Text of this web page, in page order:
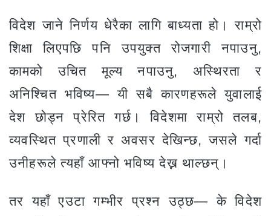
विदेश जाने निर्णय धेरैका लागि बाध्यता हो। राम्रो
शिक्षा लिएपछि पनि उपयुक्त रोजगारी नपाउनु,
कामको उचित मूल्य नपाउनु, अस्थिरता र
अनिश्चित भविष्य— यी सबै कारणहरूले युवालाई
देश छोड्न प्रेरित गर्छ। विदेशमा राम्रो तलब,
व्यवस्थित प्रणाली र अवसर देखिन्छ, जसले गर्दा
उनीहरूले त्यहाँ आफ्नो भविष्य देख्न थाल्छन्।
तर यहाँ एउटा गम्भीर प्रश्न उठ्छ— के विदेश